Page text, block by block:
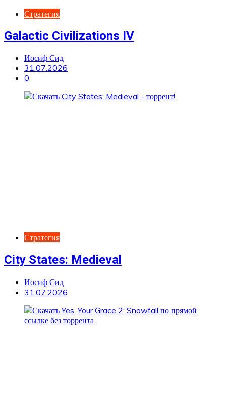
Стратегия
Galactic Civilizations IV
Иосиф Сид
31.07.2026
0
Стратегия
City States: Medieval
Иосиф Сид
31.07.2026